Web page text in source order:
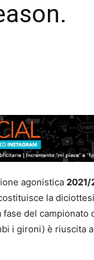
agonistica 2021/
la
del campionato
i gironi) è riuscita